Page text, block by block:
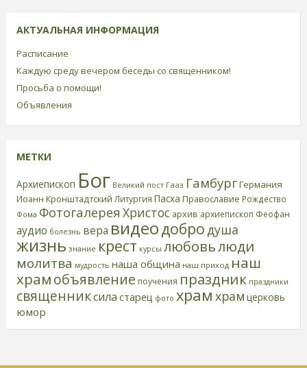
АКТУАЛЬНАЯ ИНФОРМАЦИЯ
Расписание
Каждую среду вечером беседы со священником!
Просьба о помощи!
Объявления
МЕТКИ
Архиепископ Бог Великий пост Гааз ГамбургГермания
Иоанн Кронштадтский Литургия Пасха Православие Рождество
Фома Фотогалерея Христос архив архиепископ Феофан
аудио болезнь вера видеодобро душа
жизнь знание крест курсы любовьлюди
молитва мудрость наша община наш приход наш
храмобъявление поучения праздник праздники
священниксила старец фото храм храм церковь
юмор